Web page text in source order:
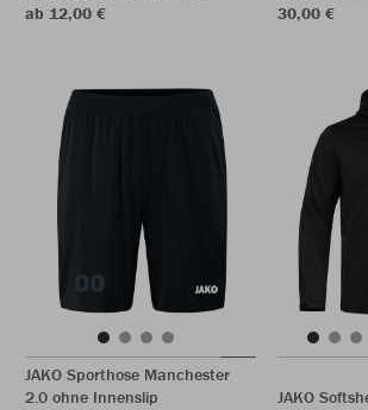
ab 12,00 €
30,00 €
JAKO Sporthose Manchester
2.0 ohne Innenslip
JAKO